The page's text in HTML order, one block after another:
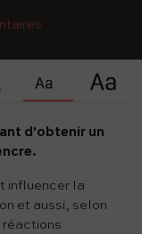
d'obtenir un
influencer la
et aussi, selon
réactions